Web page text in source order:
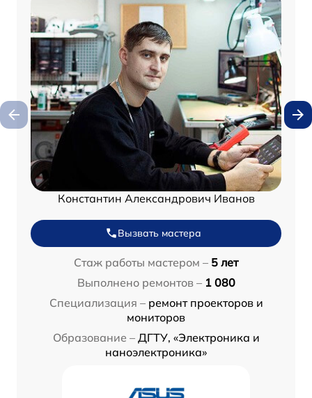
Константин Александрович Иванов
Вызвать мастера
Стаж работы мастером – 5 лет
Выполнено ремонтов – 1 080
Специализация – ремонт проекторов и
мониторов
Образование – ДГТУ, «Электроника и
наноэлектроника»